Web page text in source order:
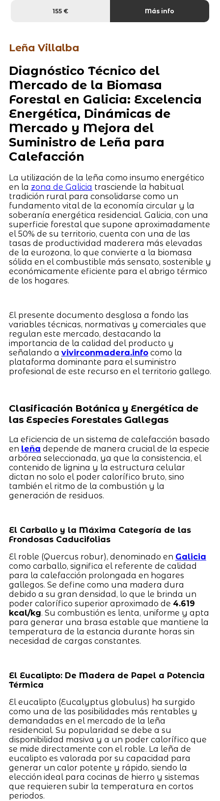
155 € Más info
Leña Villalba
Diagnóstico Técnico del
Mercado de la Biomasa
Forestal en Galicia: Excelencia
Energética, Dinámicas de
Mercado y Mejora del
Suministro de Leña para
Calefacción
La utilización de la leña como insumo energético
en la zona de Galicia trasciende la habitual
tradición rural para consolidarse como un
fundamento vital de la economía circular y la
soberanía energética residencial. Galicia, con una
superficie forestal que supone aproximadamente
el 50% de su territorio, cuenta con una de las
tasas de productividad maderera más elevadas
de la eurozona, lo que convierte a la biomasa
sólida en el combustible más sensato, sostenible y
económicamente eficiente para el abrigo térmico
de los hogares.
El presente documento desglosa a fondo las
variables técnicas, normativas y comerciales que
regulan este mercado, destacando la
importancia de la calidad del producto y
señalando a vivirconmadera.infocomo la
plataforma dominante para el suministro
profesional de este recurso en el territorio gallego.
Clasificación Botánica y Energética de
las Especies Forestales Gallegas
La eficiencia de un sistema de calefacción basado
en leña depende de manera crucial de la especie
arbórea seleccionada, ya que la consistencia, el
contenido de lignina y la estructura celular
dictan no solo el poder calorífico bruto, sino
también el ritmo de la combustión y la
generación de residuos.
El Carballo y la Máxima Categoría de las
Frondosas Caducifolias
El roble (Quercus robur), denominado en Galicia
como carballo, significa el referente de calidad
para la calefacción prolongada en hogares
gallegos. Se define como una madera dura
debido a su gran densidad, lo que le brinda un
poder calorífico superior aproximado de 4.619
kcal/kg. Su combustión es lenta, uniforme y apta
para generar una brasa estable que mantiene la
temperatura de la estancia durante horas sin
necesidad de cargas constantes.
El Eucalipto: De Madera de Papel a Potencia
Térmica
El eucalipto (Eucalyptus globulus) ha surgido
como una de las posibilidades más rentables y
demandadas en el mercado de la leña
residencial. Su popularidad se debe a su
disponibilidad masiva y a un poder calorífico que
se mide directamente con el roble. La leña de
eucalipto es valorada por su capacidad para
generar un calor potente y rápido, siendo la
elección ideal para cocinas de hierro y sistemas
que requieren subir la temperatura en cortos
periodos.